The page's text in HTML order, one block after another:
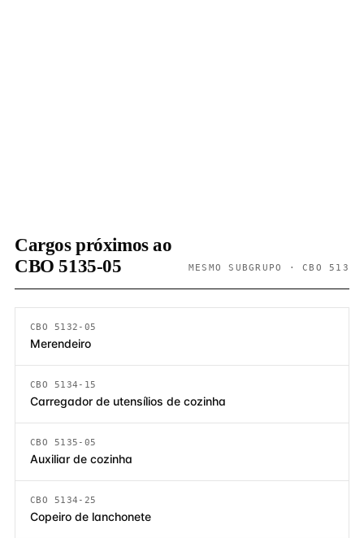
Cargos próximos ao
CBO 5135-05
MESMO SUBGRUPO · CBO 513
CBO 5132-05
Merendeiro
CBO 5134-15
Carregador de utensílios de cozinha
CBO 5135-05
Auxiliar de cozinha
CBO 5134-25
Copeiro de lanchonete